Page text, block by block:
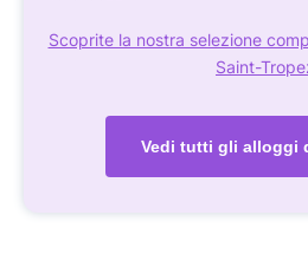
Scoprite la nostra selezione
Saint-
Vedi tutti gli alloggi